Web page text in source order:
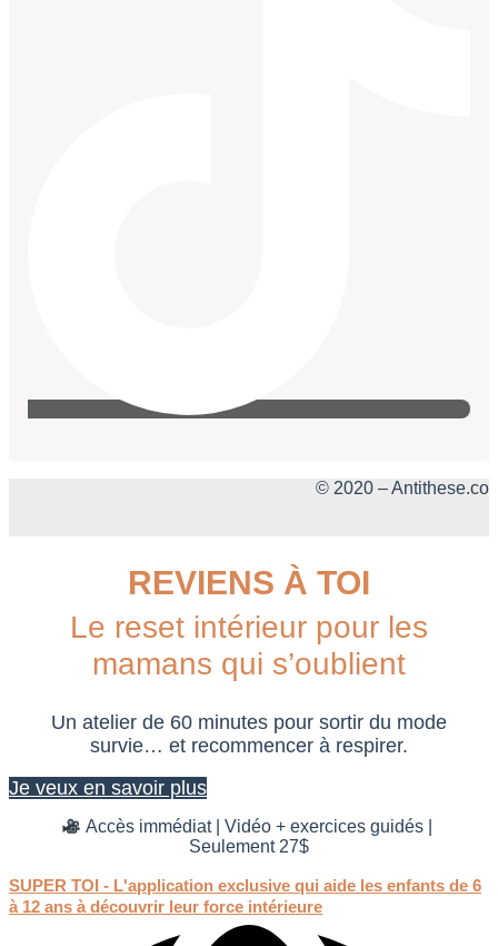
© 2020 – Antithese.co
REVIENS À TOI
Le reset intérieur pour les
mamans qui s’oublient
Un atelier de 60 minutes pour sortir du mode
survie… et recommencer à respirer.
Je veux en savoir plus
Accès immédiat | Vidéo + exercices guidés |
Seulement 27$
SUPER TOI - L'application exclusive qui aide les enfants de 6
à 12 ans à découvrir leur force intérieure